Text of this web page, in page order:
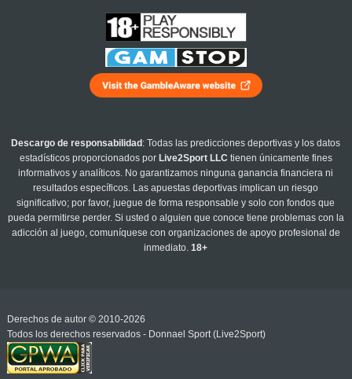
Descargo de responsabilidad : Todas las predicciones deportivas y los datos
estadísticos proporcionados por Live2Sport LLC tienen únicamente fines
informativos y analíticos. No garantizamos ninguna ganancia financiera ni
resultados específicos. Las apuestas deportivas implican un riesgo
significativo; por favor, juegue de forma responsable y solo con fondos que
pueda permitirse perder. Si usted o alguien que conoce tiene problemas con la
adicción al juego, comuníquese con organizaciones de apoyo profesional de
inmediato.18+
Derechos de autor © 2010-2026
Todos los derechos reservados - Donnael Sport (Live2Sport)